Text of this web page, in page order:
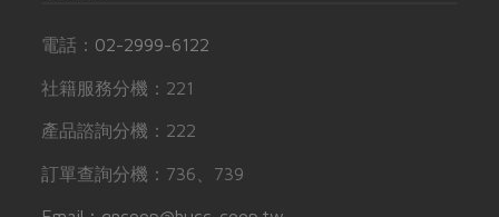
電話： 02-2999-6122
社籍服務分機：221
產品諮詢分機：222
訂單查詢分機：736、739